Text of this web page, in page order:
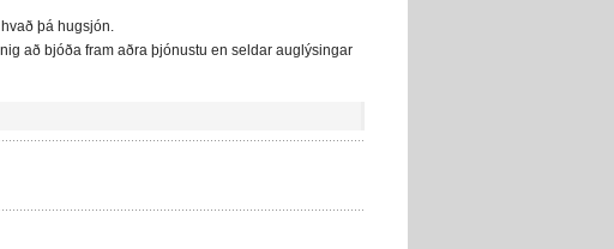
þá hugsjón.
að bjóða fram aðra þjónustu en seldar auglýsingar